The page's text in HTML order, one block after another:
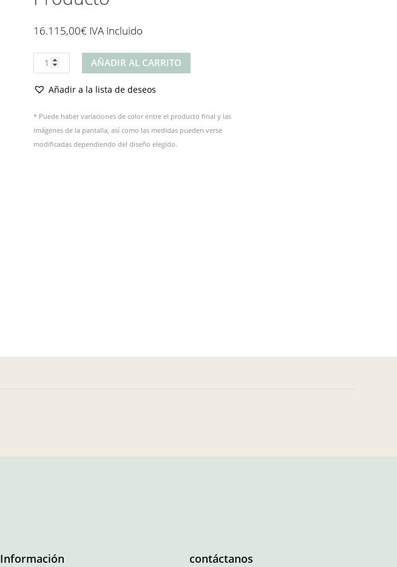
16.115,00€ IVA Incluido
Producto
cantidad
AÑADIR AL CARRITO
Añadir a la lista de deseos
* Puede haber variaciones de color entre el producto final y las
imágenes de la pantalla, así como las medidas pueden verse
modificadas dependiendo del diseño elegido.
Información contáctanos